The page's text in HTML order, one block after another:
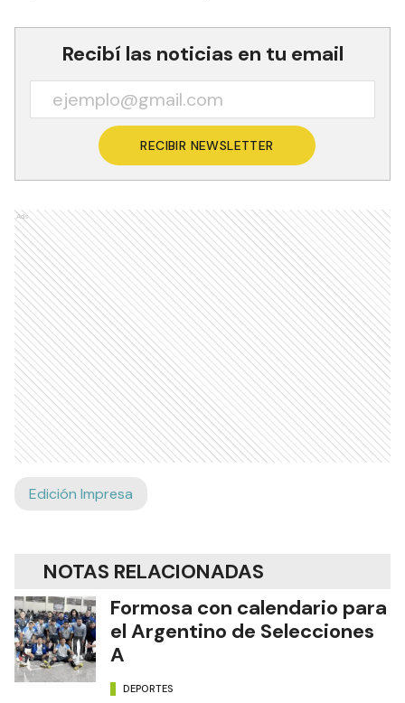
Recibí las noticias en tu email
RECIBIR NEWSLETTER
Ads
Edición Impresa
NOTAS RELACIONADAS
Formosa con calendario para
el Argentino de Selecciones
A
DEPORTES